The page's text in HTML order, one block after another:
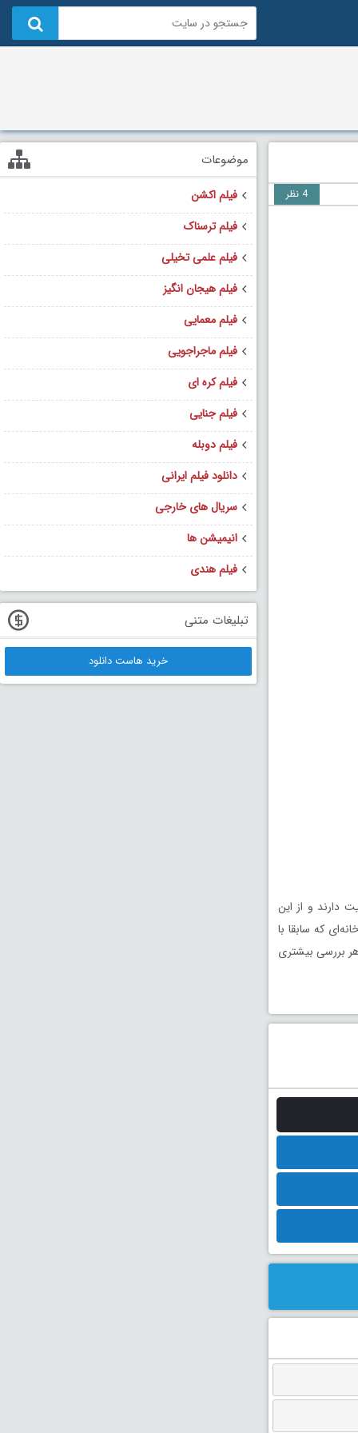
4 نظر
دارند و از این
که سابقا با
بررسی بیشتری
موضوعات
فیلم اکشن
فیلم ترسناک
فیلم علمی تخیلی
فیلم هیجان انگیز
فیلم معمایی
فیلم ماجراجویی
فیلم کره ای
فیلم جنایی
فیلم دوبله
دانلود فیلم ایرانی
سریال های خارجی
انیمیشن ها
فیلم هندی
تبلیغات متنی
خرید هاست دانلود